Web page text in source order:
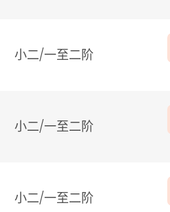
小二/一至二阶
小二/一至二阶
小二/一至二阶